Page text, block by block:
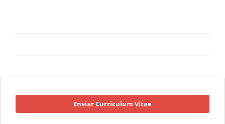
Enviar Curriculum Vitae